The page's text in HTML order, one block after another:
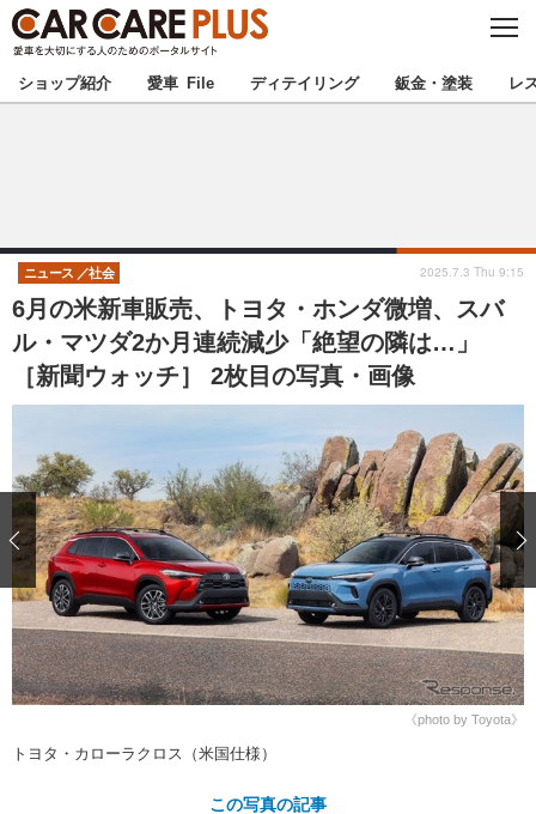
C
S
E
★カーケアプラス認定★ 厳選プロショップを地域から探す
甲信越 北陸
東海 関西
中国 四国
沖縄
注目の記事
ショップレポート 愛車 File
自動車豆知識 ストップ！不具合修理＆粗悪修理
鈑金・塗装
ディテイリング
ディテイリング 洗車
ヘッドライト磨き コーティング
フィルム・ラッピング
鈑金・塗装
小キズ直し 防錆
特集記事
ストップ 不具合修理＆粗悪修理
カーメーカー「旧車」関連プロジェ
クト
コラム
ショップ紹介
ショップレポート
レストア
カーメーカー「旧車」関連プロジ
ショップ紹介 愛車 File ディテイリング 鈑金・塗装 レ
6月の米新車販売、トヨタ・ホンダ微増、スバ
ル・マツダ2か月連続減少「絶望の隣は…」
［新聞ウォッチ］ 2枚目の写真・画像
ニュース 社会 2025.7.3 Thu 9:15
《photo by Toyota》
トヨタ・カローラクロス（米国仕様）
この写真の記事